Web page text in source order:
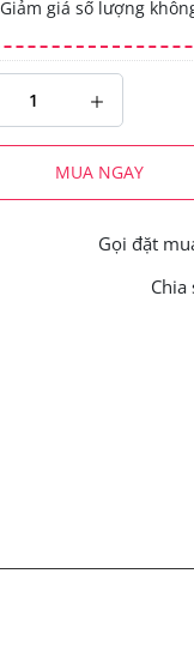
Giảm giá số lượng
MUA NGAY
Gọi đặt
Chia